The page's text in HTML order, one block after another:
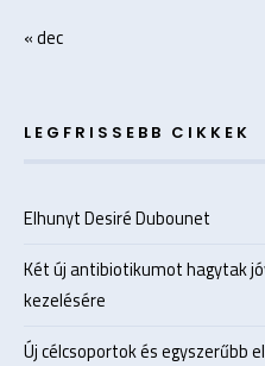
« dec
LEGFRISSEBB CIKKEK
Elhunyt Desiré Dubounet
Két új antibiotikumot hagytak
kezelésére
Új célcsoportok és egyszerűbb